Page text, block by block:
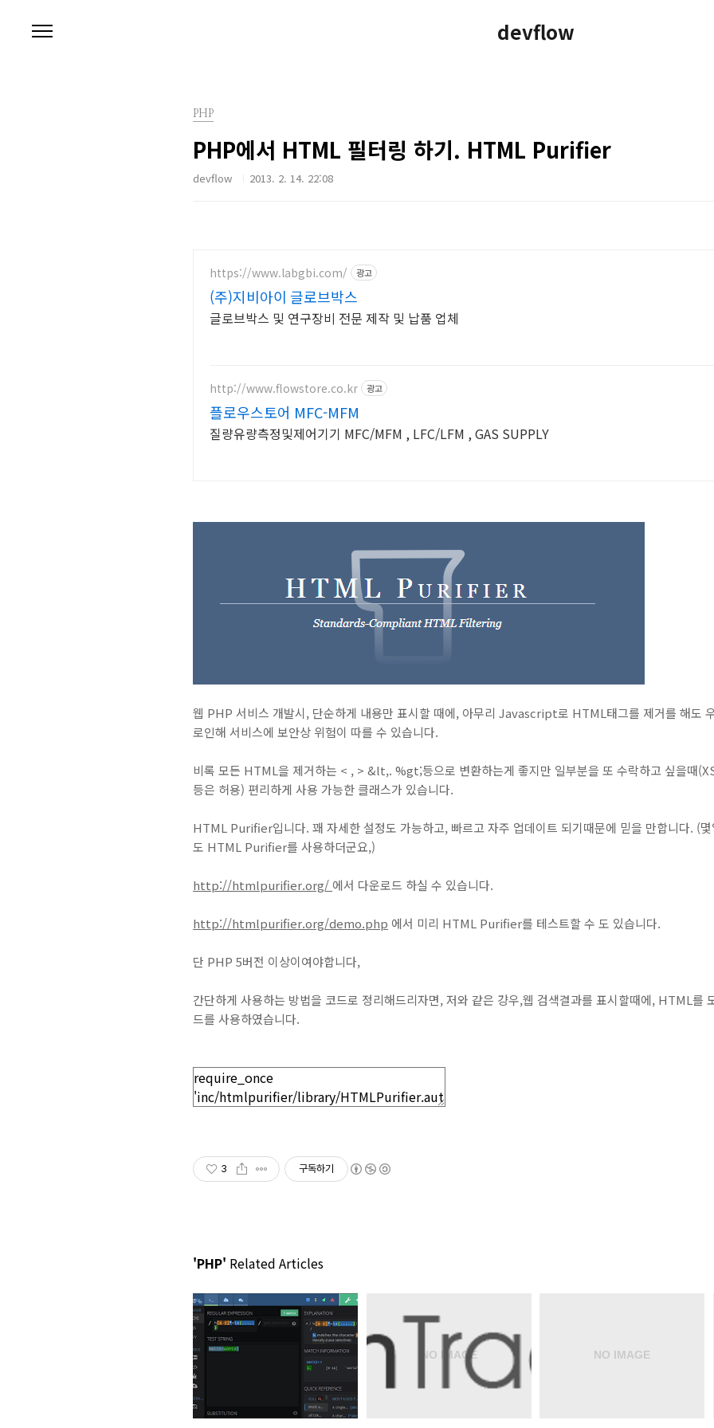
devflow
PHP
PHP에서 HTML 필터링 하기. HTML Purifier
devflow 2013. 2. 14. 22:08
https://www.labgbi.com/ 광고
(주)지비아이 글로브박스
글로브박스 및 연구장비 전문 제작 및 납품 업체
http://www.flowstore.co.kr 광고
플로우스토어 MFC-MFM
질량유량측정및제어기기 MFC/MFM , LFC/LFM , GAS SUPPLY
웹 PHP 서비스 개발시, 단순하게 내용만 표시할 때에, 아무리 Javascript로 HTML태그를 제거를 해도
로인해 서비스에 보안상 위험이 따를 수 있습니다.
비록 모든 HTML을 제거하는 < , > &lt,. %gt;등으로 변환하는게 좋지만 일부분을 또 수락하고 싶을때
등은 허용) 편리하게 사용 가능한 클래스가 있습니다.
HTML Purifier입니다. 꽤 자세한 설정도 가능하고, 빠르고 자주 업데이트 되기때문에 믿을 만합니다. (
도 HTML Purifier를 사용하더군요,)
http://htmlpurifier.org/ 에서 다운로드 하실 수 있습니다.
http://htmlpurifier.org/demo.php 에서 미리 HTML Purifier를 테스트할 수 도 있습니다.
단 PHP 5버전 이상이여야합니다,
간단하게 사용하는 방법을 코드로 정리해드리자면, 저와 같은 걍우,웹 검색결과를 표시할때에, HTML를
드를 사용하였습니다.
3 구독하기
'PHP' Related Articles